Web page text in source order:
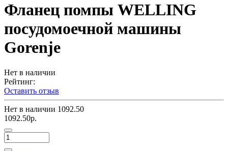
Фланец помпы WELLING
посудомоечной машины
Gorenje
Нет в наличии
Рейтинг:
Оставить отзыв
Нет в наличии 1092.50
1092.50р.